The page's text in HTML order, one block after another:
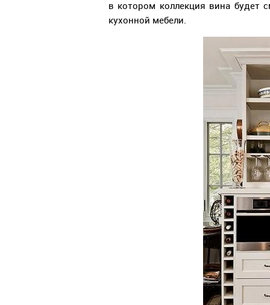
в котором коллекция вина будет
кухонной мебели.